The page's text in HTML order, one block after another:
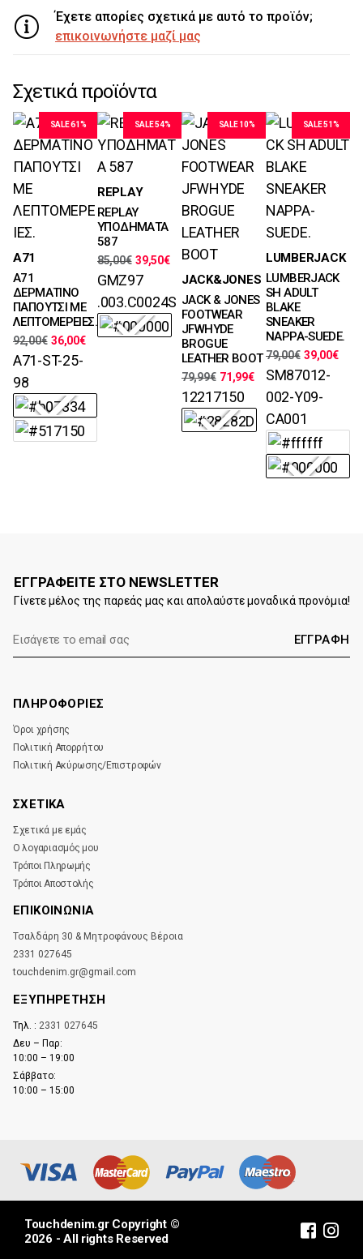
Έχετε απορίες σχετικά με αυτό το προϊόν;
επικοινωνήστε μαζί μας
Σχετικά προϊόντα
SALE 61%
Μεγέθη
44
Χρώματα
A71
A71
ΔΕΡΜΑΤΙΝΟ
ΠΑΠΟΥΤΣΙ ΜΕ
ΛΕΠΤΟΜΕΡΕΙΕΣ.
92,00€ 36,00€
A71-ST-25-
98
SALE 54%
Μεγέθη
45
Χρώματα
REPLAY
REPLAY
ΥΠΟΔΗΜΑΤΑ
587
85,00€ 39,50€
GMZ97
.003.C0024S
SALE 10%
Μεγέθη
45, 46
Χρώματα
JACK&JONES
JACK & JONES
FOOTWEAR
JFWHYDE
BROGUE
LEATHER BOOT
79,99€ 71,99€
12217150
SALE 51%
Μεγέθη
44, 45
Χρώματα
LUMBERJACK
LUMBERJACK
SH ADULT
BLAKE
SNEAKER
NAPPA-SUEDE.
79,00€ 39,00€
SM87012-
002-Y09-
CA001
E-
mail:
ΕΓΓΡΑΦΕΙΤΕ ΣΤΟ NEWSLETTER
Γίνετε μέλος της παρεάς μας και απολαύστε μοναδικά προνόμια!
ΠΛΗΡΟΦΟΡΙΕΣ
Όροι χρήσης
Πολιτική Απορρήτου
Πολιτική Ακύρωσης/Επιστροφών
ΣΧΕΤΙΚΑ
Σχετικά με εμάς
Ο λογαριασμός μου
Τρόποι Πληρωμής
Τρόποι Αποστολής
ΕΠΙΚΟΙΝΩΝΊΑ
Τσαλδάρη 30 & Μητροφάνους Βέροια
2331 027645
touchdenim.gr@gmail.com
ΕΞΥΠΗΡΕΤΗΣΗ
Τηλ. : 2331 027645
Δευ – Παρ:
10:00 – 19:00
Σάββατο:
10:00 – 15:00
Touchdenim.gr Copyright ©
2026 - All rights Reserved